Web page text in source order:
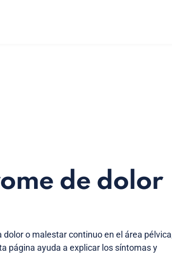
de dolor
o malestar continuo en el área
página ayuda a explicar los síntomas y